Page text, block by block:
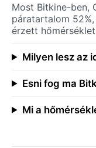
Most Bitkine-ben,
páratartalom
érzett
Milyen lesz az
Esni fog ma
Mi a